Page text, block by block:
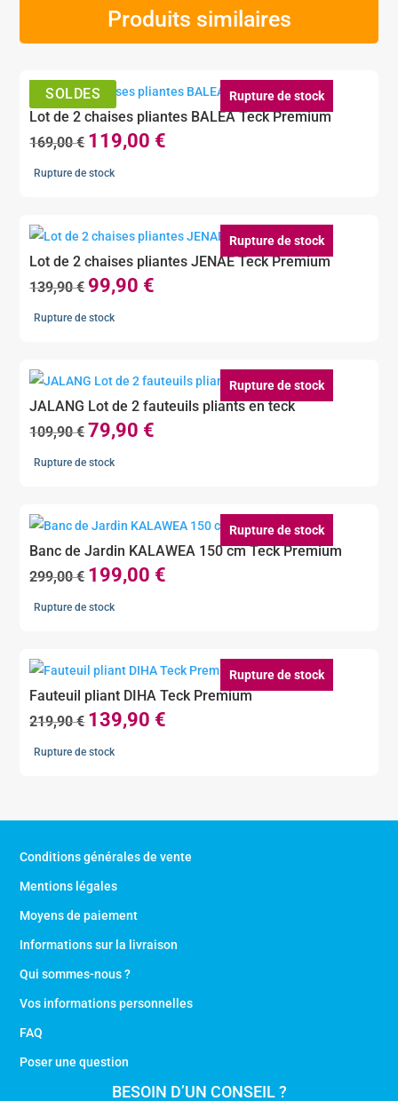
Produits similaires
Rupture de stock
Lot de 2 chaises pliantes BALEA Teck Premium
169,00€ Le
prix
169,00 €.
119,00 €
119,00 €.
Rupture de stock
Rupture de stock
Lot de 2 chaises pliantes JENAE Teck Premium
139,90€ Le
prix
139,90 €.
99,90 €
99,90 €.
Rupture de stock
Rupture de stock
JALANG Lot de 2 fauteuils pliants en teck
109,90€ Le
prix
109,90 €.
79,90 €
79,90 €.
Rupture de stock
Rupture de stock
Banc de Jardin KALAWEA 150 cm Teck Premium
299,00€ Le
prix
299,00 €.
199,00 €
199,00 €.
Rupture de stock
Rupture de stock
Fauteuil pliant DIHA Teck Premium
219,90€ Le
prix
139,90 €
Rupture de stock
Conditions générales de vente
Mentions légales
Moyens de paiement
Informations sur la livraison
Qui sommes-nous ?
Vos informations personnelles
FAQ
Poser une question
BESOIN D’UN CONSEIL ?